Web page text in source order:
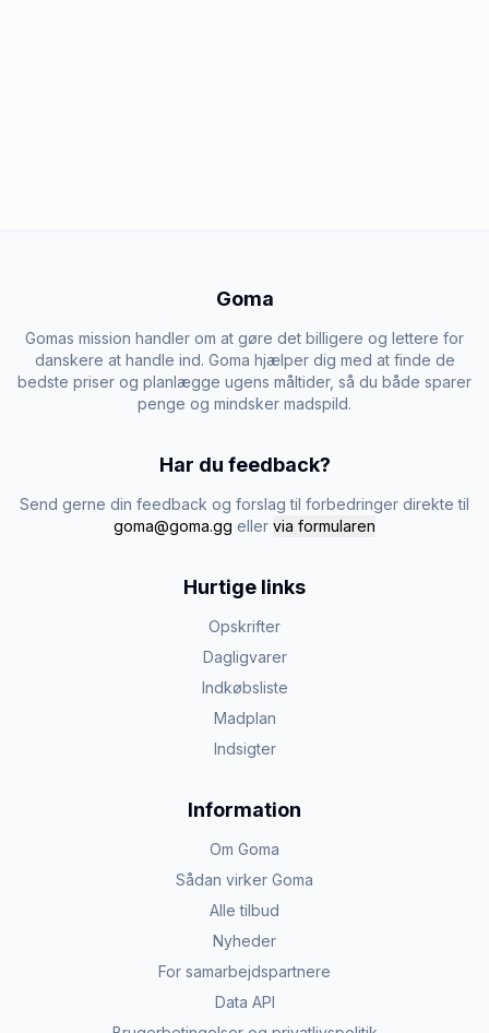
Goma
Gomas mission handler om at gøre det billigere og lettere for
danskere at handle ind. Goma hjælper dig med at finde de
bedste priser og planlægge ugens måltider, så du både sparer
penge og mindsker madspild.
Har du feedback?
Send gerne din feedback og forslag til forbedringer direkte til
goma@goma.gg eller via formularen
Hurtige links
Opskrifter
Dagligvarer
Indkøbsliste
Madplan
Indsigter
Information
Om Goma
Sådan virker Goma
Alle tilbud
Nyheder
For samarbejdspartnere
Data API